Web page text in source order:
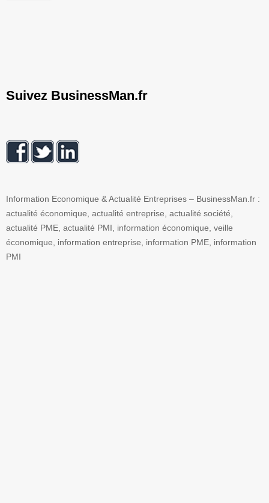
Suivez BusinessMan.fr
Information Economique & Actualité Entreprises – BusinessMan.fr :
actualité économique, actualité entreprise, actualité société,
actualité PME, actualité PMI, information économique, veille
économique, information entreprise, information PME, information
PMI